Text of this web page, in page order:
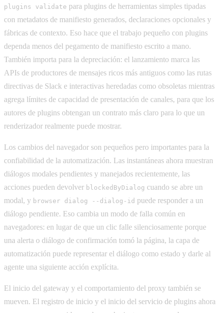
plugins validate para plugins de herramientas simples tipadas
con metadatos de manifiesto generados, declaraciones opcionales y
fábricas de contexto. Eso hace que el trabajo pequeño con plugins
dependa menos del pegamento de manifiesto escrito a mano.
También importa para la depreciación: el lanzamiento marca las
APIs de productores de mensajes ricos más antiguos como las rutas
directivas de Slack e interactivas heredadas como obsoletas mientras
agrega límites de capacidad de presentación de canales, para que los
autores de plugins obtengan un contrato más claro para lo que un
renderizador realmente puede mostrar.
Los cambios del navegador son pequeños pero importantes para la
confiabilidad de la automatización. Las instantáneas ahora muestran
diálogos modales pendientes y manejados recientemente, las
acciones pueden devolver blockedByDialog cuando se abre un
modal, y browser dialog --dialog-id puede responder a un
diálogo pendiente. Eso cambia un modo de falla común en
navegadores: en lugar de que un clic falle silenciosamente porque
una alerta o diálogo de confirmación tomó la página, la capa de
automatización puede representar el diálogo como estado y darle al
agente una siguiente acción explícita.
El inicio del gateway y el comportamiento del proxy también se
mueven. El registro de inicio y el inicio del servicio de plugins ahora